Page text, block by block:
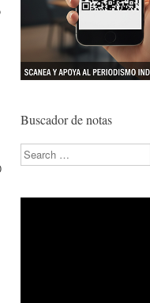
Buscador de notas
Search